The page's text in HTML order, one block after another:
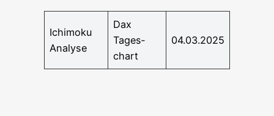
Ichi­mo­ku
Analyse
Dax
Tages­
chart
04.03.2025